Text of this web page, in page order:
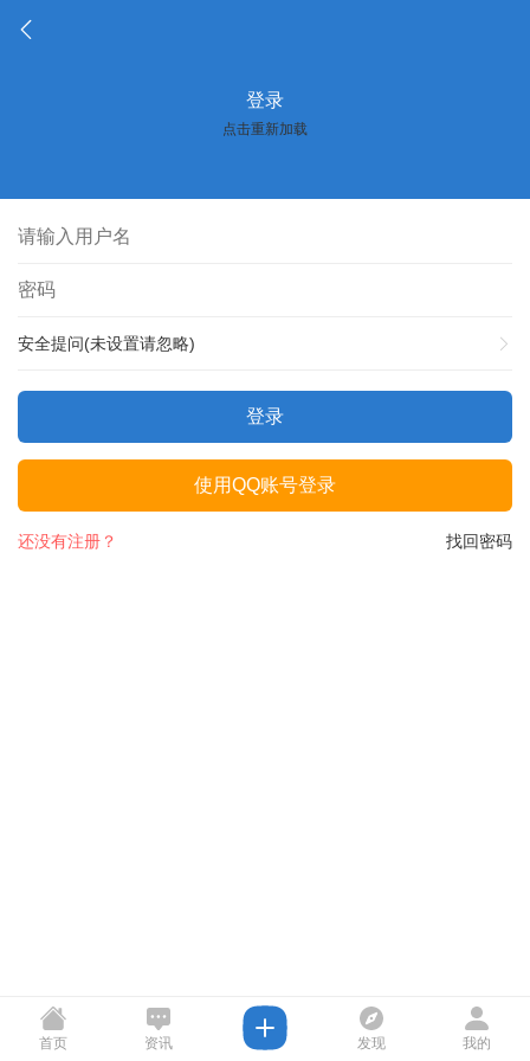
登录
点击重新加载
安全提问(未设置请忽略)
登录
使用QQ账号登录
找回密码
还没有注册？
首页 资讯 发现 我的